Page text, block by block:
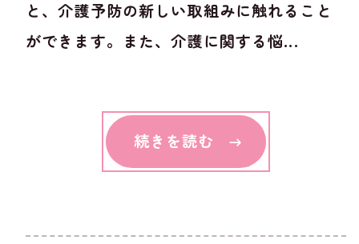
と、介護予防の新しい取組みに触れること
ができます。また、介護に関する悩...
続きを読む